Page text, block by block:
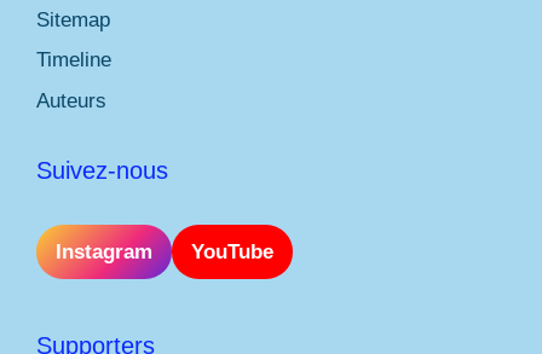
Sitemap
Timeline
Auteurs
Suivez-nous
Instagram YouTube
Supporters